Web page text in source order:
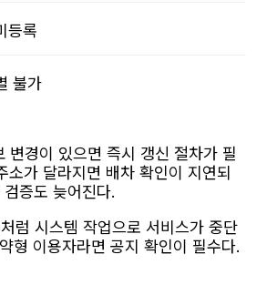
등록
불가
변경이 있으면 즉시 갱신 절차가 필
소가 달라지면 배차 확인이 지연되
증도 늦어진다.
럼 시스템 작업으로 서비스가 중단
형 이용자라면 공지 확인이 필수다.